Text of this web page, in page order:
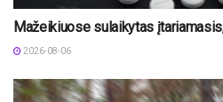
Mažeikiuose sulaikytas
2026-08-06